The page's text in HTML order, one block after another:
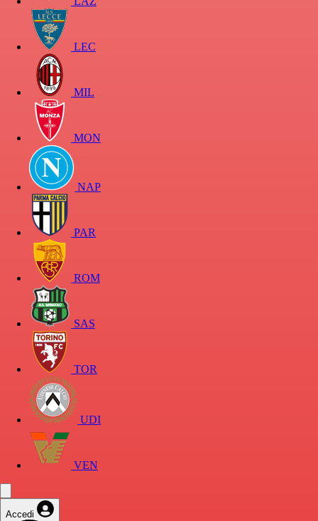
LEC
MIL
MON
NAP
PAR
ROM
SAS
TOR
UDI
VEN
Accedi